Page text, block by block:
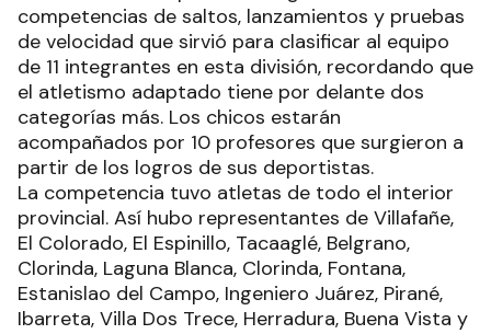
competencias de saltos, lanzamientos y pruebas
de velocidad que sirvió para clasificar al equipo
de 11 integrantes en esta división, recordando que
el atletismo adaptado tiene por delante dos
categorías más. Los chicos estarán
acompañados por 10 profesores que surgieron a
partir de los logros de sus deportistas.
La competencia tuvo atletas de todo el interior
provincial. Así hubo representantes de Villafañe,
El Colorado, El Espinillo, Tacaaglé, Belgrano,
Clorinda, Laguna Blanca, Clorinda, Fontana,
Estanislao del Campo, Ingeniero Juárez, Pirané,
Ibarreta, Villa Dos Trece, Herradura, Buena Vista y